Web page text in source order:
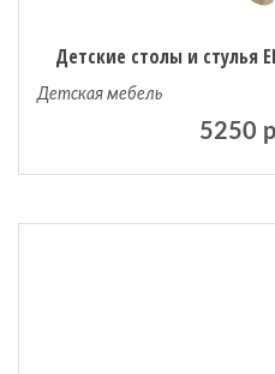
Детские столы и стулья
Детская мебель
5250